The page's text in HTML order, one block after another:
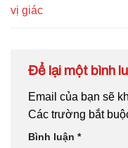
vị giác
Để lại một bình
Email của bạn sẽ
Các trường bắt
Bình luận *